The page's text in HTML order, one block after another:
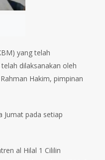
yang telah
dilaksanakan oleh
Hakim, pimpinan
Jumat pada setiap
al Hilal 1 Cililin